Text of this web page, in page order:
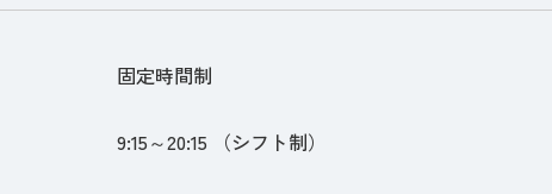
固定時間制
9:15～20:15 （シフト制）